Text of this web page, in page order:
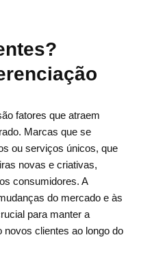
fatores que atraem
Marcas que se
ou serviços únicos, que
novas e criativas,
consumidores. A
do mercado e às
para manter a
novos clientes ao longo do